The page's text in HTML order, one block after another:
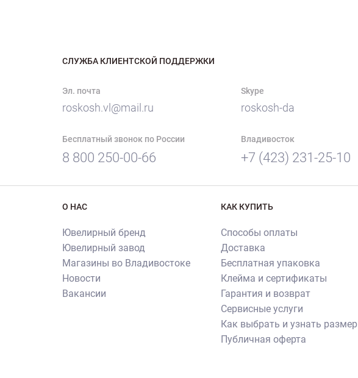
СЛУЖБА КЛИЕНТСКОЙ ПОДДЕРЖКИ
Эл. почта
roskosh.vl@mail.ru
Skype
roskosh-da
Бесплатный звонок по России
8 800 250-00-66
Владивосток
+7 (423) 231-25-10
О НАС
Ювелирный бренд
Ювелирный завод
Магазины во Владивостоке
Новости
Вакансии
КАК КУПИТЬ
Способы оплаты
Доставка
Бесплатная упаковка
Клейма и сертификаты
Гарантия и возврат
Сервисные услуги
Как выбрать и узнать размер
Публичная оферта